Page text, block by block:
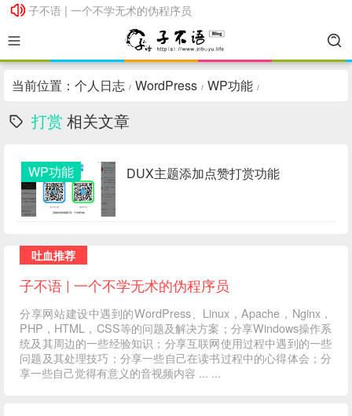
子不语 | 一个不学无术的伪程序员
子不语 | 一个不学无术的伪程序员
当前位置： 个人日志 / WordPress / WP功能 /
打赏 相关文章
WP功能 DUX主题添加点赞打赏功能
吐血推荐
子不语 | 一个不学无术的伪程序员
分享网站建设中遇到的WordPress、Linux，Apache，Nginx，
PHP，HTML，CSS等的问题及解决方案；分享Windows操作系
统及其周边的一些经验知识；分享互联网使用过程中遇到的一些
问题及其处理技巧；分享一些自己在读书过程中的心得体会；分
享一些自己觉得有意义的音视频内容 ... ...